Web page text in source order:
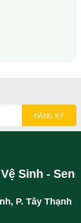
Sinh - Sen
P. Tây Thạnh